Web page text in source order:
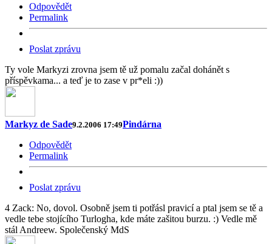
Odpovědět
Permalink
Poslat zprávu
Ty vole Markyzi zrovna jsem tě už pomalu začal dohánět s
příspěvkama... a teď je to zase v pr*eli :))
Markyz de Sade9.2.2006 17:49Pindárna
Odpovědět
Permalink
Poslat zprávu
4 Zack: No, dovol. Osobně jsem ti potřásl pravicí a ptal jsem se tě a
vedle tebe stojícího Turlogha, kde máte zašitou burzu. :) Vedle mě
stál Andreew. Společenský MdS